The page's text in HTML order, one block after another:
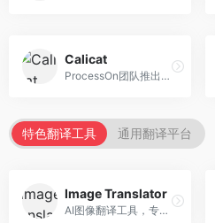
Calicat
ProcessOn团队推出的产设研协作平台，整合设计与协作功能。面向产品团队，提供设计协作、文档管理、团队沟通等服务，产研协作便捷。
特色翻译工具 通用翻译平台
Image Translator
AI图像翻译工具，专注于图片文字翻译。面向设计师和电商从业者，提供图片文字识别、翻译、替换等服务，图像翻译效果好。